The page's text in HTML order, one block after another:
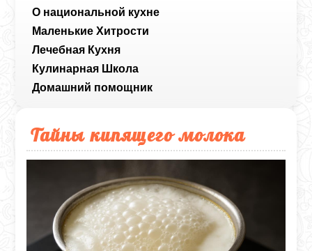
О национальной кухне
Маленькие Хитрости
Лечебная Кухня
Кулинарная Школа
Домашний помощник
Тайны кипящего молока